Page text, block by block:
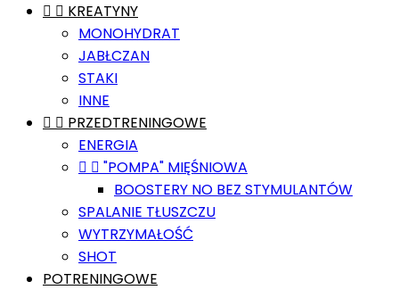
  KREATYNY
MONOHYDRAT
JABŁCZAN
STAKI
INNE
  PRZEDTRENINGOWE
ENERGIA
  "POMPA" MIĘŚNIOWA
BOOSTERY NO BEZ STYMULANTÓW
SPALANIE TŁUSZCZU
WYTRZYMAŁOŚĆ
SHOT
POTRENINGOWE